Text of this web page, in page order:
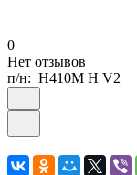
0
Нет отзывов
п/н: H410M H V2